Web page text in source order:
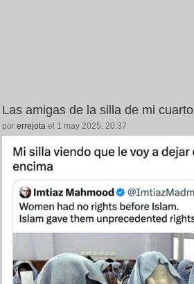
Las amigas de la silla de mi cuarto
por errejota el 1 may 2025, 20:37